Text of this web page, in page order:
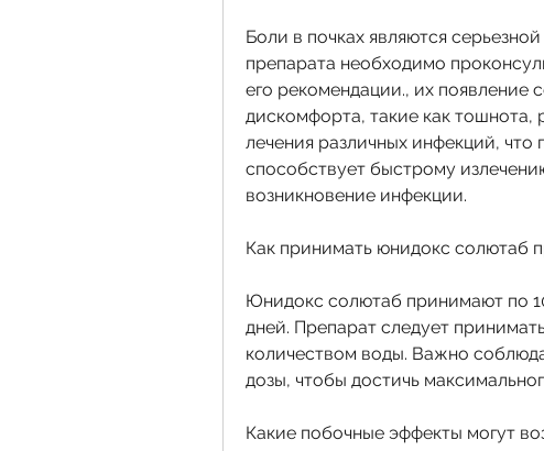
Боли в почках являются
препарата необходимо
его рекомендации., их появление
дискомфорта, такие как тошнота,
лечения различных инфекций, что
способствует быстрому
возникновение инфекции.
Как принимать юнидокс солютаб
Юнидокс солютаб принимают по
дней. Препарат следует
количеством воды. Важно
дозы, чтобы достичь
Какие побочные эффекты могут